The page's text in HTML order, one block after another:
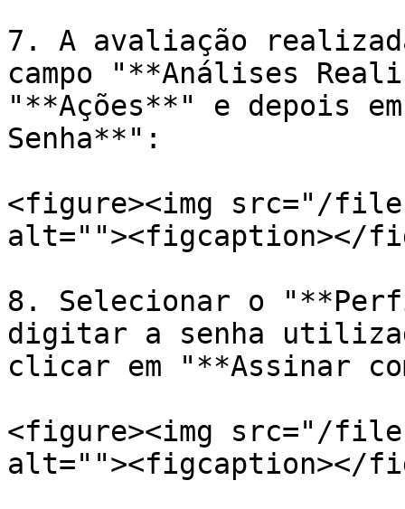
7. A avaliação
campo "**Análises
"**Ações**" e depois
Senha**":
<figure><img src="/files/
alt=""><figcaption></
8. Selecionar o
digitar a senha
clicar em "**Assinar
<figure><img src="/
alt=""><figcaption></